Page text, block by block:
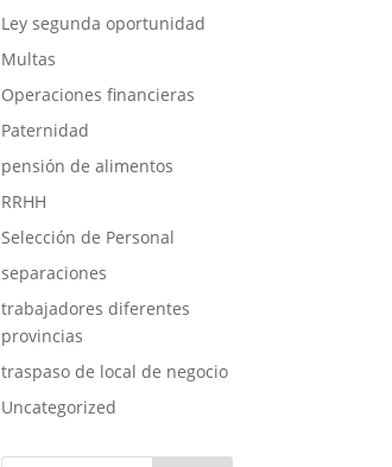
Ley segunda oportunidad
Multas
Operaciones financieras
Paternidad
pensión de alimentos
RRHH
Selección de Personal
separaciones
trabajadores diferentes
provincias
traspaso de local de negocio
Uncategorized